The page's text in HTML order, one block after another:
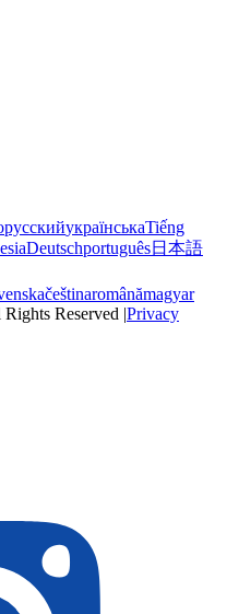
русскийукраїнськаTiếng
Deutschportuguês日本語
češtinaromânămagyar
Reserved |Privacy